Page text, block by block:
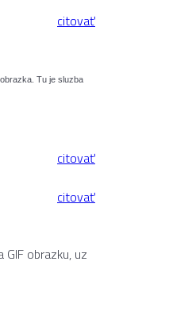
citovať
Tu je sluzba
citovať
citovať
obrazku, uz